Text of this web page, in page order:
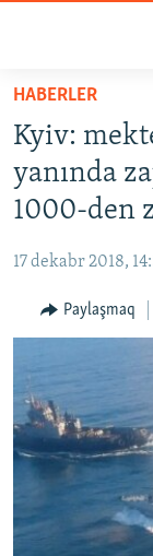
Esas
qaytmaq
Baş
navigatsiyağa
qaytmaq
Qıdıruvğa
SİYASET
İQTİSADİYAT
MEDENİYET
İNSAN AQLARI
SÜRET
BLOGLAR
FİKİR
Русский
HABERLER
Kyiv:
yanında
1000-den
17 dekabr 2018,
Paylaşmaq